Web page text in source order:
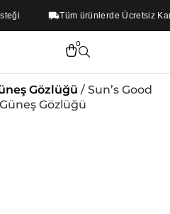
Tüm ürünlerde Ücretsiz
0
Gözlüğü / Sun’s Good
Gözlüğü